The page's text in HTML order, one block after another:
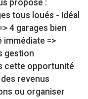
propose :
tous loués - Idéal
4 garages bien
immédiate =>
gestion
cette opportunité
revenus
ou organiser